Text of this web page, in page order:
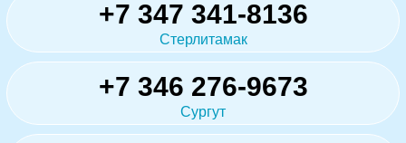
+7 347 341-8136
Стерлитамак
+7 346 276-9673
Сургут